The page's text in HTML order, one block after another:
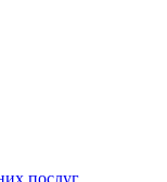
послуг